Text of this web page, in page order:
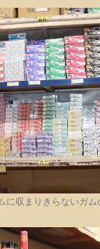
に収まりきらないガ